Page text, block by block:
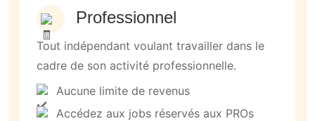
Professionnel
Tout indépendant voulant travailler dans le
cadre de son activité professionnelle.
Aucune limite de revenus
Accédez aux jobs réservés aux PROs